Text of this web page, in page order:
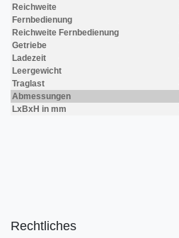
Reichweite
Fernbedienung
Reichweite Fernbedienung
Getriebe
Ladezeit
Leergewicht
Traglast
Abmessungen
LxBxH in mm
Rechtliches